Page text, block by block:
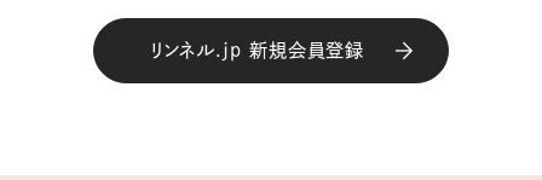
リンネル.jp 新規会員登録